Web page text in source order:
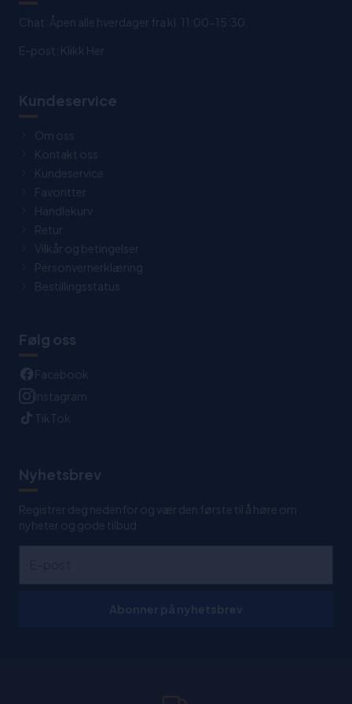
Chat: Åpen alle hverdager fra kl. 11:00-15:30.
E-post: Klikk Her
Kundeservice
Om oss
Kontakt oss
Kundeservice
Favoritter
Handlekurv
Retur
Vilkår og betingelser
Personvernerklæring
Bestillingsstatus
Følg oss
Facebook
Instagram
TikTok
Nyhetsbrev
Registrer deg nedenfor og vær den første til å høre om
nyheter og gode tilbud